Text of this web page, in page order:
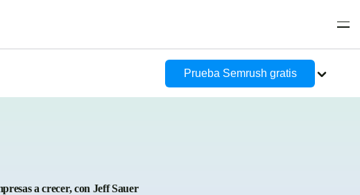
Prueba Semrush gratis
a crecer, con Jeff Sauer